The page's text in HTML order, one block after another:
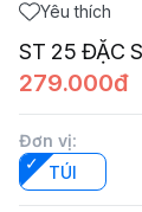
Yêu thích
ST 25 ĐẶC
279.000đ
Đơn vị:
TÚI